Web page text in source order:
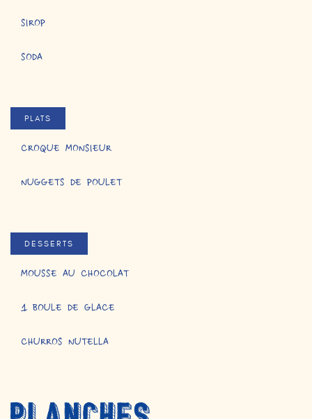
SIROP
SODA
PLATS
CROQUE MONSIEUR
NUGGETS DE POULET
DESSERTS
MOUSSE AU CHOCOLAT
1 BOULE DE GLACE
CHURROS NUTELLA